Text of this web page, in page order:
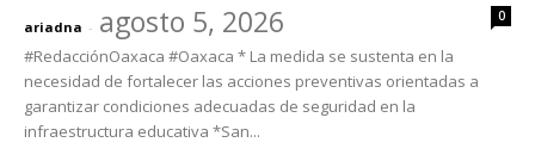
ariadna - agosto 5, 2026 0
#RedacciónOaxaca #Oaxaca * La medida se sustenta en la
necesidad de fortalecer las acciones preventivas orientadas a
garantizar condiciones adecuadas de seguridad en la
infraestructura educativa *San...